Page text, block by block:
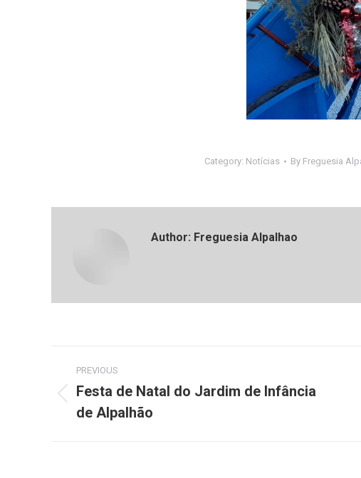
Category: Notícias By Freguesia
Author: Freguesia Alpalhao
Post
navigation
PREVIOUS
post:
Festa de Natal do Jardim de Infância
de Alpalhão